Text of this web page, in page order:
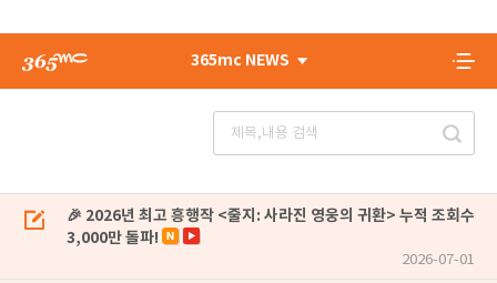
365mc NEWS
🎉 2026년 최고 흥행작 <줄지: 사라진 영웅의 귀환> 누적 조회수
3,000만 돌파!
2026-07-01